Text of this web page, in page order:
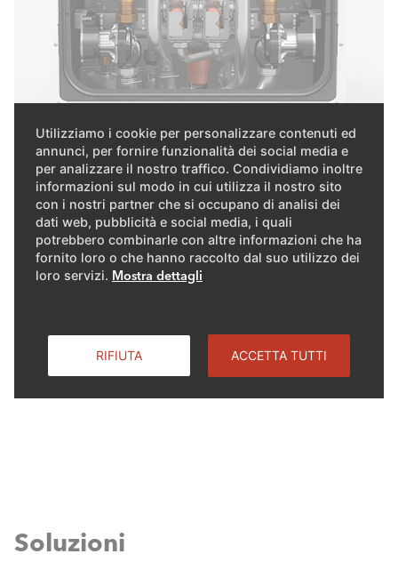
Utilizziamo i cookie per personalizzare contenuti ed
annunci, per fornire funzionalità dei social media e
per analizzare il nostro traffico. Condividiamo inoltre
informazioni sul modo in cui utilizza il nostro sito
con i nostri partner che si occupano di analisi dei
dati web, pubblicità e social media, i quali
potrebbero combinarle con altre informazioni che ha
fornito loro o che hanno raccolto dal suo utilizzo dei
loro servizi. Mostra dettagli
RIFIUTA ACCETTA TUTTI
L'integrazione di componenti essenziali all'interno della
caldaia, come la pompa e le valvole di ritegno, riduce
notevolmente i tempi di installazione, i costi e lo spazio
necessario. Grazie al nuovo regolatore intuitivo e
all'ampia gamma di accessori, l'installazione si effettua in
un compensatore idraulico o di uno scambiatore a
Soluzioni